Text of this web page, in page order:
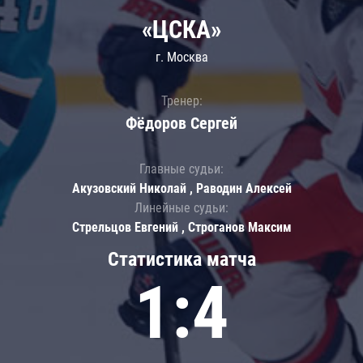
Статистика матча
1:4
«ЦСКА»
г. Москва
Тренер:
Фёдоров Сергей
Главные судьи:
Акузовский Николай , Раводин Алексей
Линейные судьи:
Стрельцов Евгений , Строганов Максим